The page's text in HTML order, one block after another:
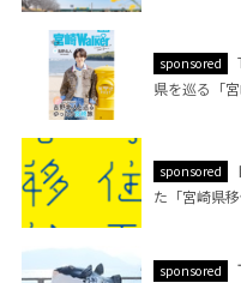
sponsored
県を巡る「
sponsored
た「宮崎県
sponsored